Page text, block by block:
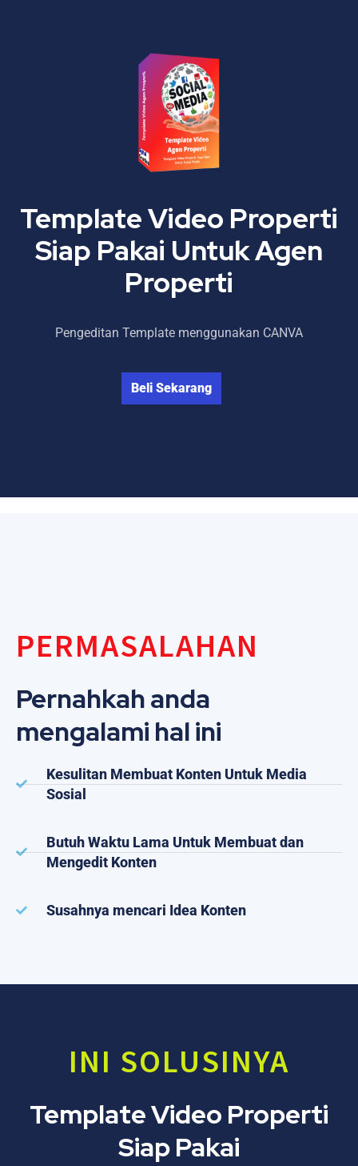
Template Video Properti
Siap Pakai Untuk Agen
Properti
Pengeditan Template menggunakan CANVA
Beli Sekarang
PERMASALAHAN
Pernahkah anda
mengalami hal ini
Kesulitan Membuat Konten Untuk Media
Sosial
Butuh Waktu Lama Untuk Membuat dan
Mengedit Konten
Susahnya mencari Idea Konten
INI SOLUSINYA
Template Video Properti
Siap Pakai